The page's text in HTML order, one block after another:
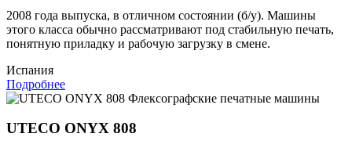
2008 года выпуска, в отличном состоянии (б/у). Машины
этого класса обычно рассматривают под стабильную печать,
понятную приладку и рабочую загрузку в смене.
Испания
Подробнее
Флексографские печатные машины
UTECO ONYX 808